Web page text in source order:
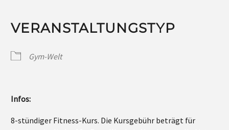
VERANSTALTUNGSTYP
Gym-Welt
Infos:
8-stündiger Fitness-Kurs. Die Kursgebühr beträgt für